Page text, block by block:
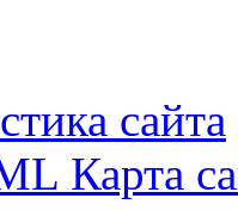
сайта
Карта